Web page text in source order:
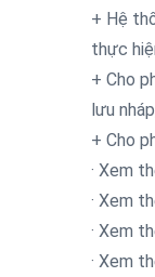
+ Hệ
thực
+ Cho
lưu
+ Cho
· Xem
· Xem
· Xem
· Xem